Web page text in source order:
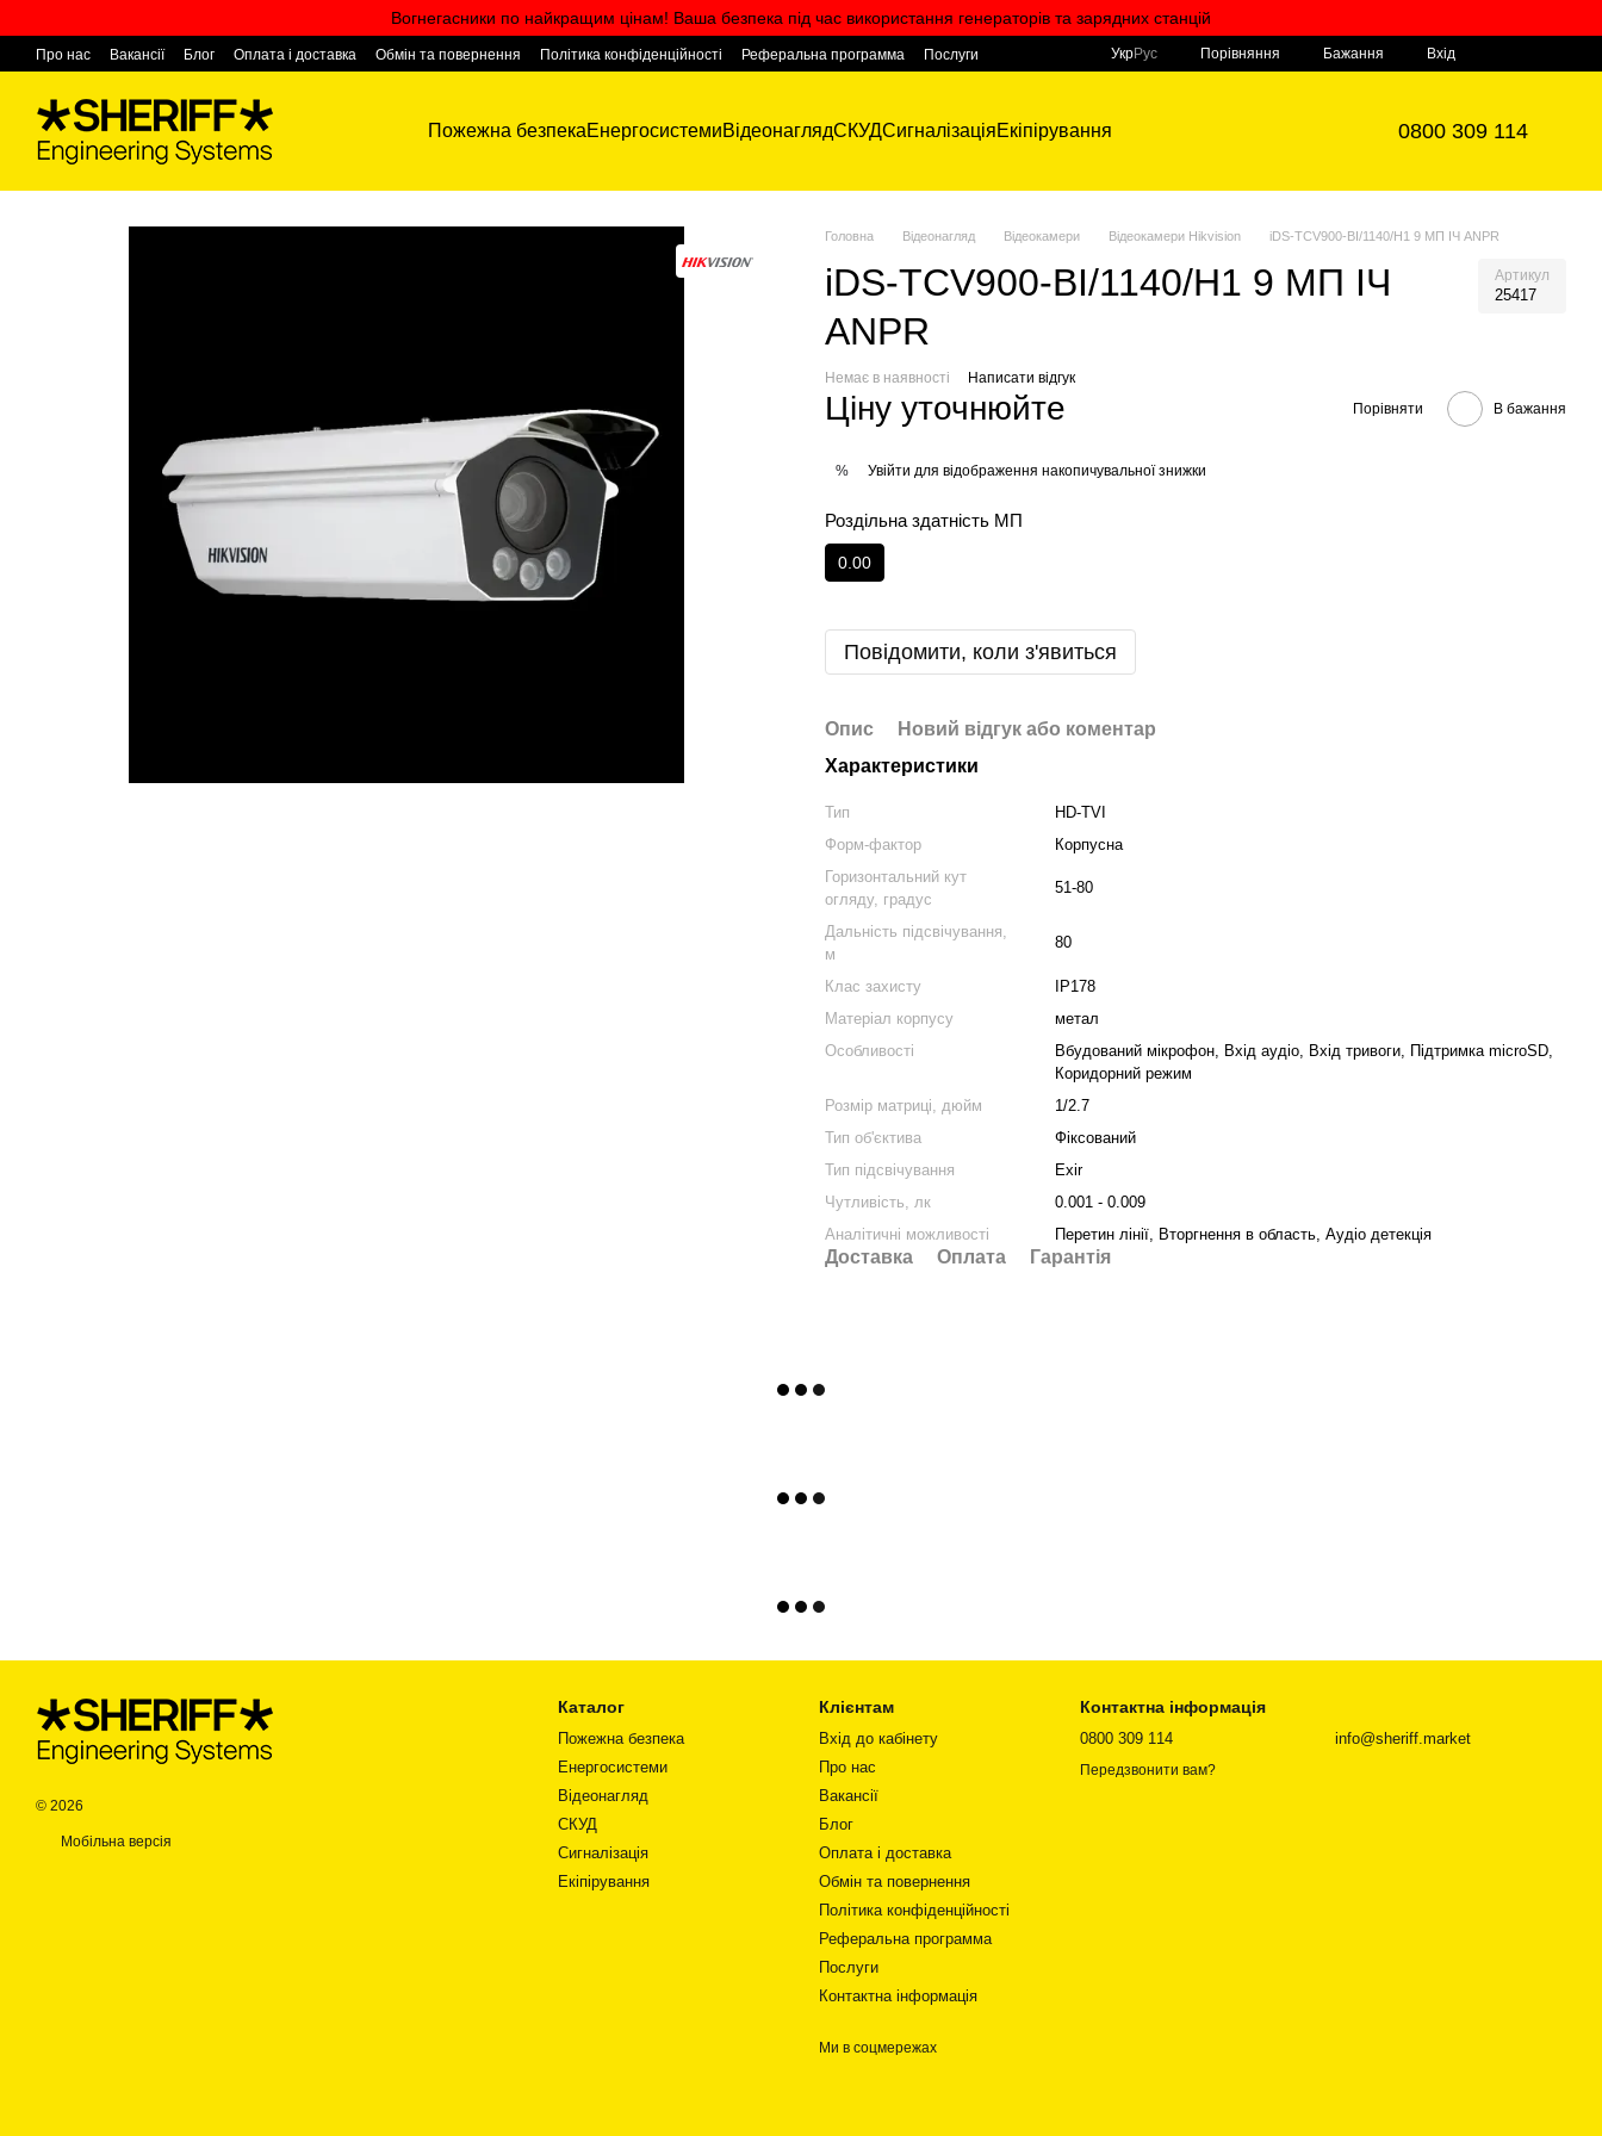
Вогнегасники по найкращим цінам! Ваша безпека під час використання генераторів та зарядних станцій
Про нас Вакансії Блог Оплата і доставка Обмін та повернення Політика конфіденційності Реферальна программа
Послуги
УкрРус Порівняння Бажання Вхід
Пожежна безпекаЕнергосистемиВідеонаглядСКУДСигналізаціяЕкіпірування 0800 309 114
Головна Відеонагляд Відеокамери Відеокамери Hikvision iDS-TCV900-BI/1140/H1 9 МП ІЧ ANPR
iDS-TCV900-BI/1140/H1 9 МП ІЧ
ANPR
Артикул
25417
Немає в наявності Написати відгук
Ціну уточнюйте Порівняти В бажання
% Увійти для відображення накопичувальної знижки
Роздільна здатність МП
0.00
Повідомити, коли з'явиться
Опис
Новий відгук або коментар
Характеристики
Тип
HD-TVI
Форм-фактор
Корпусна
Горизонтальний кут
огляду, градус
51-80
Дальність підсвічування,
м
80
Клас захисту
IP178
Матеріал корпусу
метал
Особливості
Вбудований мікрофон, Вхід аудіо, Вхід тривоги, Підтримка microSD,
Коридорний режим
Розмір матриці, дюйм
1/2.7
Тип об'єктива
Фіксований
Тип підсвічування
Exir
Чутливість, лк
0.001 - 0.009
Аналітичні можливості
Перетин лінії, Вторгнення в область, Аудіо детекція
Доставка Оплата Гарантія
© 2026
Мобільна версія
Каталог
Пожежна безпека
Енергосистеми
Відеонагляд
СКУД
Сигналізація
Екіпірування
Клієнтам
Вхід до кабінету
Про нас
Вакансії
Блог
Оплата і доставка
Обмін та повернення
Політика конфіденційності
Реферальна программа
Послуги
Контактна інформація
Ми в соцмережах
Контактна інформація
0800 309 114
Передзвонити вам?
info@sheriff.market